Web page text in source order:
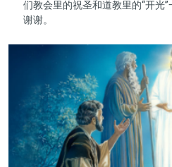
们教会里的祝圣和道教里的“开光
谢谢。